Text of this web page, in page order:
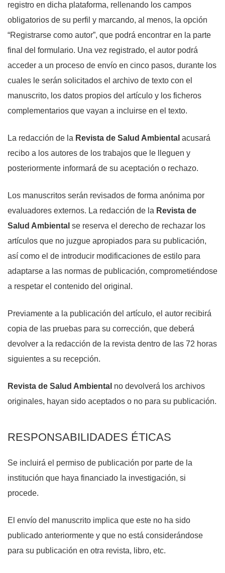
registro en dicha plataforma, rellenando los campos
obligatorios de su perfil y marcando, al menos, la opción
“Registrarse como autor”, que podrá encontrar en la parte
final del formulario. Una vez registrado, el autor podrá
acceder a un proceso de envío en cinco pasos, durante los
cuales le serán solicitados el archivo de texto con el
manuscrito, los datos propios del artículo y los ficheros
complementarios que vayan a incluirse en el texto.
La redacción de la Revista de Salud Ambiental acusará
recibo a los autores de los trabajos que le lleguen y
posteriormente informará de su aceptación o rechazo.
Los manuscritos serán revisados de forma anónima por
evaluadores externos. La redacción de la Revista de
Salud Ambiental se reserva el derecho de rechazar los
artículos que no juzgue apropiados para su publicación,
así como el de introducir modificaciones de estilo para
adaptarse a las normas de publicación, comprometiéndose
a respetar el contenido del original.
Previamente a la publicación del artículo, el autor recibirá
copia de las pruebas para su corrección, que deberá
devolver a la redacción de la revista dentro de las 72 horas
siguientes a su recepción.
Revista de Salud Ambiental no devolverá los archivos
originales, hayan sido aceptados o no para su publicación.
RESPONSABILIDADES ÉTICAS
Se incluirá el permiso de publicación por parte de la
institución que haya financiado la investigación, si
procede.
El envío del manuscrito implica que este no ha sido
publicado anteriormente y que no está considerándose
para su publicación en otra revista, libro, etc.